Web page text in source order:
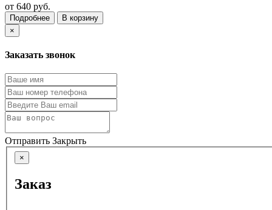
от 640 руб.
Подробнее
В корзину
×
Заказать звонок
Отправить Закрыть
×
Заказ